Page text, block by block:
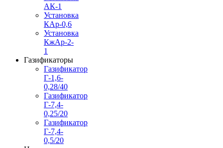
АК-1
Установка
КАр-0,6
Установка
КжАр-2-
1
Газификаторы
Газификатор
Г-1,6-
0,28/40
Газификатор
Г-7,4-
0,25/20
Газификатор
Г-7,4-
0,5/20